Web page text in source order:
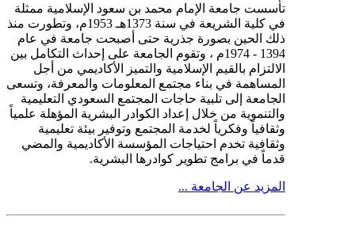
تأسست جامعة الإمام محمد بن سعود الإسلامية ممثلة
في كلية الشريعة في سنة 1373هـ 1953م، وتطورت منذ
ذلك الحين بصورة جذرية حتى أصبحت جامعة في عام
1394 - 1974م ، وتقوم الجامعة على إحداث التكامل بين
الالتزام بالقيم الإسلامية والتميز الأكاديمي من أجل
المساهمة في بناء مجتمع المعلومات والمعرفة، وتسعى
الجامعة إلى تلبية حاجات المجتمع السعودي التعليمية
والتنموية من خلال إعداد الكوادر البشرية المؤهلة علمياً
وثقافياً وفكرياً لخدمة المجتمع وتوفير بيئة تعليمية
وثقافية تخدم احتياجات المؤسسة الأكاديمية والمضي
قدماً في برامج تطوير كوادرها البشرية.
المزيد عن الجامعة ...